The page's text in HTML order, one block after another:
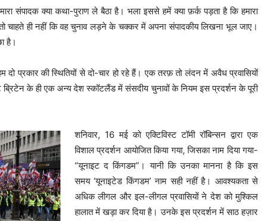
संपादक क्या कथा-पुराण ले बैठा है। भला इससे हमें क्या फ़र्क पड़ता है कि हमारा
चाहते ही नहीं कि वह चुनाव लड़ने के चक्कर में अपना संपादकीय लिखना भूल जाए।
है।
प्रकार की स्थितियों से दो-चार हो रहे हैं। एक तरफ़ तो लंदन में अवैध प्रवासियों
ब्रिटेन के ही एक अन्य देश स्कॉटलैंड में संसदीय चुनावों के नियम इस प्रदर्शन के पूरी
शनिवार, 16 मई को एक्टिविस्ट टॉमी रॉबिन्सन द्वारा एक
विशाल प्रदर्शन आयोजित किया गया, जिसका नाम दिया गया-
“यूनाइट द किंगडम”। यानी कि उनका मानना है कि इस
समय ‘यूनाइटेड किंगडम’ नाम सही नहीं है। आवश्यकता से
अधिक लीगल और इल-लीगल प्रवासियों ने देश को मुश्किल
हालात में खड़ा कर दिया है। उनके इस प्रदर्शन में साठ हज़ार